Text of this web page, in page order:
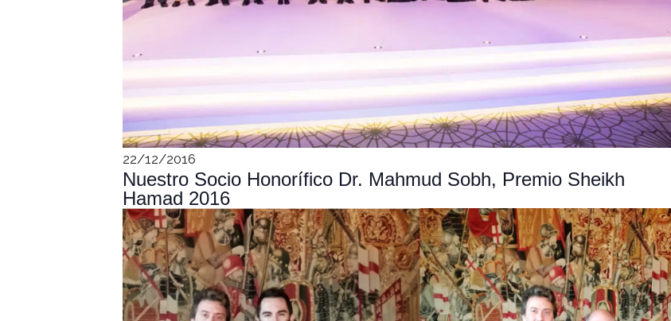
22/12/2016
Nuestro Socio Honorífico Dr. Mahmud Sobh, Premio Sheikh
Hamad 2016